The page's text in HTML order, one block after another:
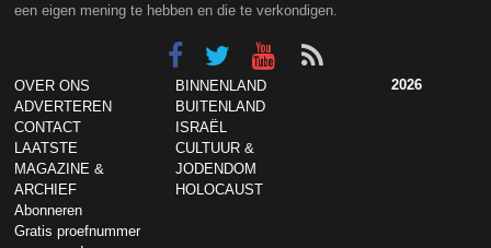
een eigen mening te hebben en die te verkondigen.
OVER ONS
ADVERTEREN
CONTACT
LAATSTE
MAGAZINE &
ARCHIEF
Abonneren
Gratis proefnummer
BINNENLAND
BUITENLAND
ISRAËL
CULTUUR &
JODENDOM
HOLOCAUST
2026